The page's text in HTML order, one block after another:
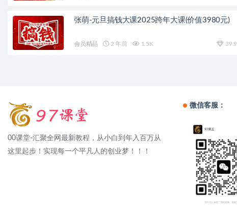
张萌-元旦搞钱大课2025跨年大课(价值3980元)
会员精品 2 年前 1.5K 39.9
00课堂-汇聚全网最新教程，从小白到年入百万从
这里起步！实现每一个平凡人的创业梦！！！
微信客服：